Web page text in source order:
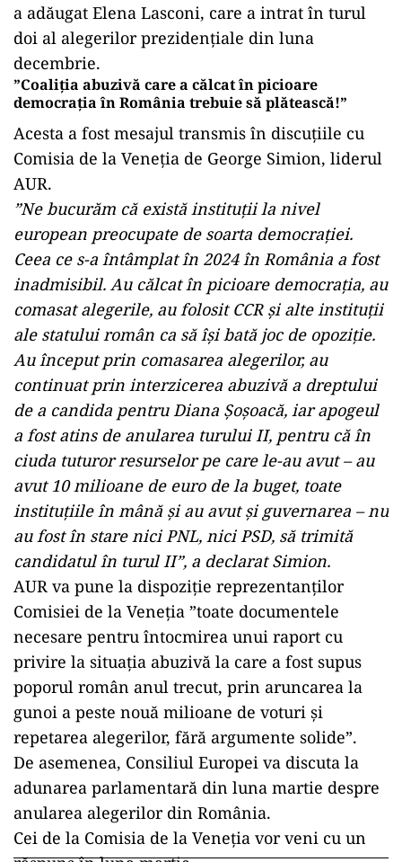
a adăugat Elena Lasconi, care a intrat în turul
doi al alegerilor prezidențiale din luna
decembrie.
”Coaliţia abuzivă care a călcat în picioare
democraţia în România trebuie să plătească!”
Acesta a fost mesajul transmis în discuțiile cu
Comisia de la Veneția de George Simion, liderul
AUR.
”Ne bucurăm că există instituţii la nivel
european preocupate de soarta democraţiei.
Ceea ce s-a întâmplat în 2024 în România a fost
inadmisibil. Au călcat în picioare democraţia, au
comasat alegerile, au folosit CCR şi alte instituţii
ale statului român ca să îşi bată joc de opoziţie.
Au început prin comasarea alegerilor, au
continuat prin interzicerea abuzivă a dreptului
de a candida pentru Diana Şoşoacă, iar apogeul
a fost atins de anularea turului II, pentru că în
ciuda tuturor resurselor pe care le-au avut – au
avut 10 milioane de euro de la buget, toate
instituţiile în mână şi au avut şi guvernarea – nu
au fost în stare nici PNL, nici PSD, să trimită
candidatul în turul II”, a declarat Simion.
AUR va pune la dispoziţie reprezentanţilor
Comisiei de la Veneţia ”toate documentele
necesare pentru întocmirea unui raport cu
privire la situaţia abuzivă la care a fost supus
poporul român anul trecut, prin aruncarea la
gunoi a peste nouă milioane de voturi şi
repetarea alegerilor, fără argumente solide”.
De asemenea, Consiliul Europei va discuta la
adunarea parlamentară din luna martie despre
anularea alegerilor din România.
Cei de la Comisia de la Veneţia vor veni cu un